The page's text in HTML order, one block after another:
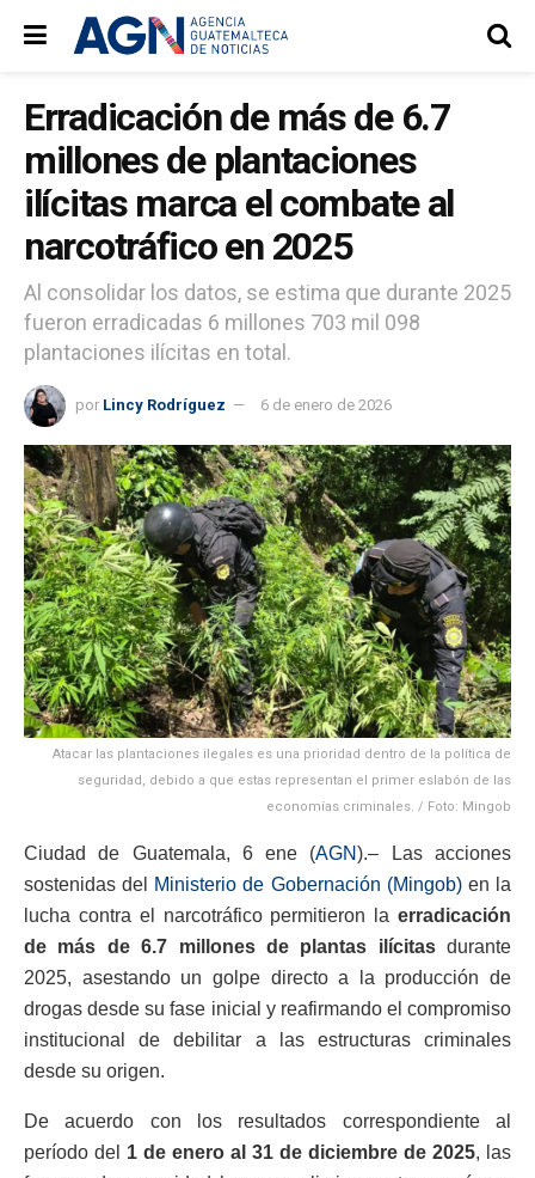
Erradicación de más de 6.7
millones de plantaciones
ilícitas marca el combate al
narcotráfico en 2025
Al consolidar los datos, se estima que durante 2025
fueron erradicadas 6 millones 703 mil 098
plantaciones ilícitas en total.
por Lincy Rodríguez 6 de enero de 2026
Atacar las plantaciones ilegales es una prioridad dentro de la política de
seguridad, debido a que estas representan el primer eslabón de las
economías criminales. / Foto: Mingob
Ciudad de Guatemala, 6 ene (AGN).– Las acciones
sostenidas del
Ministerio de Gobernación (Mingob)en la
lucha contra el narcotráfico permitieron la erradicación
de más de 6.7 millones de plantas ilícitasdurante
2025, asestando un golpe directo a la producción de
drogas desde su fase inicial y reafirmando el compromiso
institucional de debilitar a las estructuras criminales
desde su origen.
De acuerdo con los resultados correspondiente al
período del 1 de enero al 31 de diciembre de 2025, las